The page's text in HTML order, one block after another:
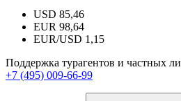
USD 85,46
EUR 98,64
EUR/USD 1,15
Поддержка турагентов и частных
+7 (495) 009-66-99